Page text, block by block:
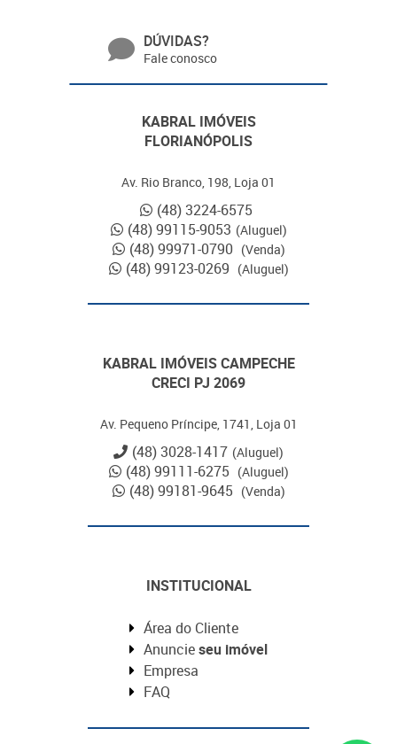
DÚVIDAS?
Fale conosco
KABRAL IMÓVEIS
FLORIANÓPOLIS
Av. Rio Branco, 198, Loja 01
(48) 3224-6575
(48) 99115-9053 (Aluguel)
(48) 99971-0790 (Venda)
(48) 99123-0269 (Aluguel)
KABRAL IMÓVEIS CAMPECHE
CRECI PJ 2069
Av. Pequeno Príncipe, 1741, Loja 01
(48) 3028-1417 (Aluguel)
(48) 99111-6275 (Aluguel)
(48) 99181-9645 (Venda)
INSTITUCIONAL
Área do Cliente
Anuncieseu imóvel
Empresa
FAQ